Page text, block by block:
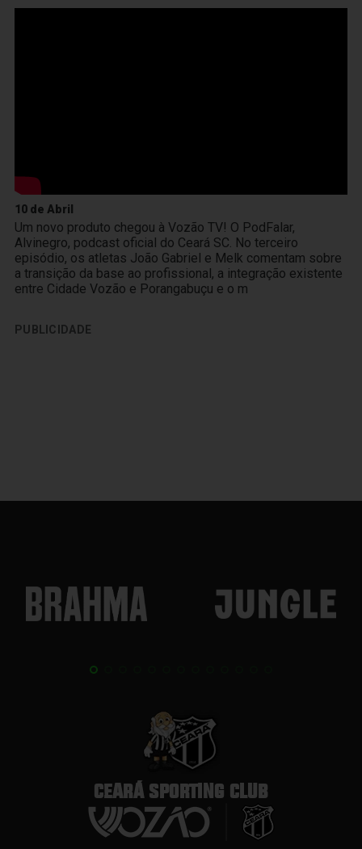
10 de Abril
Um novo produto chegou à Vozão TV! O PodFalar,
Alvinegro, podcast oficial do Ceará SC. No terceiro
episódio, os atletas João Gabriel e Melk comentam sobre
a transição da base ao profissional, a integração existente
entre Cidade Vozão e Porangabuçu e o m
PUBLICIDADE
CEARÁ SPORTING CLUB